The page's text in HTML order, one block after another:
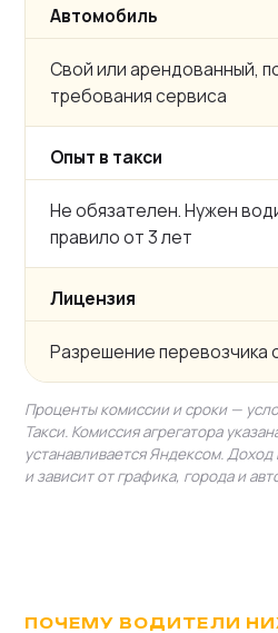
Автомобиль
Свой или арендованный,
требования сервиса
Опыт в такси
Не обязателен. Нужен
правило от 3 лет
Лицензия
Разрешение перевозчика
Проценты комиссии и сроки —
Такси. Комиссия агрегатора
устанавливается Яндексом.
и зависит от графика, города и
ПОЧЕМУ ВОДИТЕЛИ